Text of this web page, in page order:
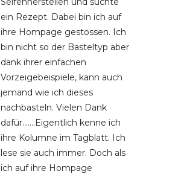
ein Rezept. Dabei bin ich auf
ihre Hompage gestossen. Ich
bin nicht so der Basteltyp aber
dank ihrer einfachen
Vorzeigebeispiele, kann auch
jemand wie ich dieses
nachbasteln. Vielen Dank
dafür…….Eigentlich kenne ich
ihre Kolumne im Tagblatt. Ich
lese sie auch immer. Doch als
ich auf ihre Hompage